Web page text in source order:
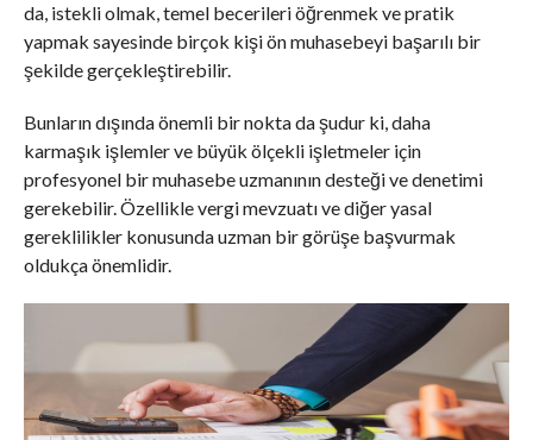
da, istekli olmak, temel becerileri öğrenmek ve pratik
yapmak sayesinde birçok kişi ön muhasebeyi başarılı bir
şekilde gerçekleştirebilir.
Bunların dışında önemli bir nokta da şudur ki, daha
karmaşık işlemler ve büyük ölçekli işletmeler için
profesyonel bir muhasebe uzmanının desteği ve denetimi
gerekebilir. Özellikle vergi mevzuatı ve diğer yasal
gereklilikler konusunda uzman bir görüşe başvurmak
oldukça önemlidir.